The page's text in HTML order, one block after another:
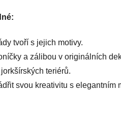
tvoří s jejich motivy.
a zálibou v originálních
teriérů.
svou kreativitu s elegantním